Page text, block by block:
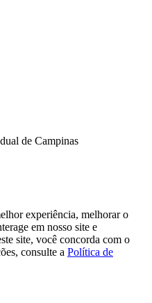
de Campinas
experiência, melhorar o
em nosso site e
site, você concorda com o
consulte a Política de